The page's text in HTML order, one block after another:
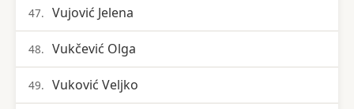
47. Vujović Jelena
48. Vukčević Olga
49. Vuković Veljko